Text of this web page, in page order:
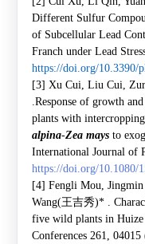
Different Sulfur
of Subcellular Lead
Franch under Lead
https://doi.org/10.3390/
[3] Xu Cui, Liu Cui,
Response of growth
plants with intercropping
alpina-Zea maysto
International Journal of
https://doi.org/10.1080/
[4] Fengli Mou,
Wang(王吉秀)* .
five wild plants in
Conferences 261,